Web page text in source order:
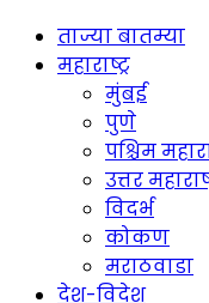
ताज्या बातम्या
महाराष्ट्र
मुंबई
पुणे
पश्चिम
उत्तर
विदर्भ
कोकण
मराठवाडा
देश-विदेश